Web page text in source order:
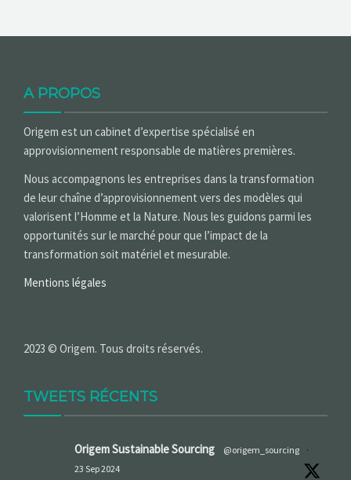
A PROPOS
Origem est un cabinet d’expertise spécialisé en
approvisionnement responsable de matières premières.
Nous accompagnons les entreprises dans la transformation
de leur chaîne d’approvisionnement vers des modèles qui
valorisent l’Homme et la Nature. Nous les guidons parmi les
opportunités sur le marché pour que l’impact de la
transformation soit matériel et mesurable.
Mentions légales
2023 © Origem. Tous droits réservés.
TWEETS RÉCENTS
Origem Sustainable Sourcing @origem_sourcing
·
23 Sep 2024